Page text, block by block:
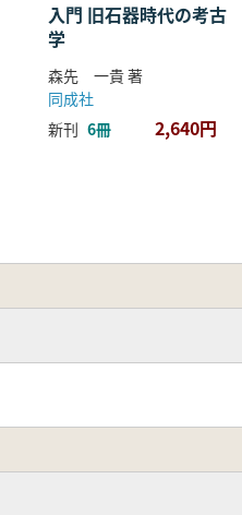
入門 旧石器時代の考古
学
森先 一貴 著
同成社
新刊 6冊 2,640円